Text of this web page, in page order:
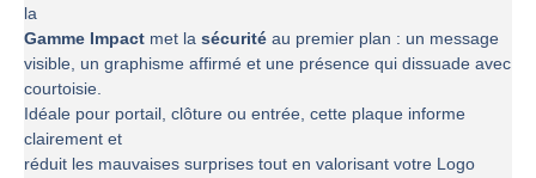
la
Gamme Impact met la sécurité au premier plan : un message
visible, un graphisme affirmé et une présence qui dissuade avec
courtoisie.
Idéale pour portail, clôture ou entrée, cette plaque informe
clairement et
réduit les mauvaises surprises tout en valorisant votre Logo